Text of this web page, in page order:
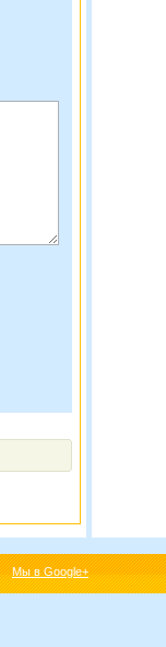
Мы в Google+